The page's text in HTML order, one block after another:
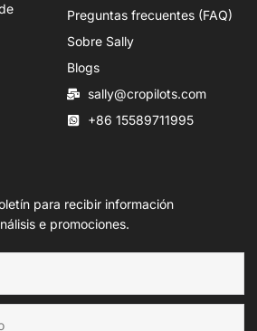
Preguntas frecuentes (FAQ)
Sobre Sally
Blogs
sally@cropilots.com
+86 15589711995
para recibir información
e promociones.